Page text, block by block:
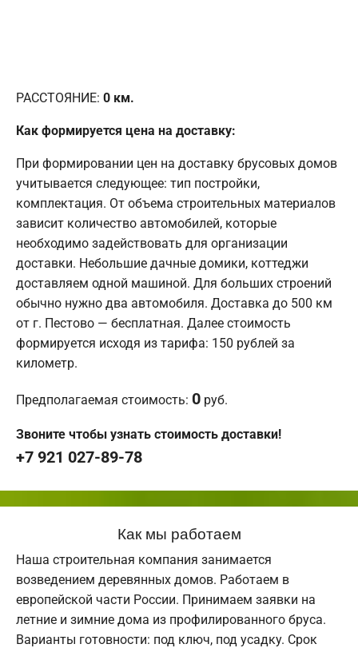
РАССТОЯНИЕ: 0 км.
Как формируется цена на доставку:
При формировании цен на доставку брусовых домов
учитывается следующее: тип постройки,
комплектация. От объема строительных материалов
зависит количество автомобилей, которые
необходимо задействовать для организации
доставки. Небольшие дачные домики, коттеджи
доставляем одной машиной. Для больших строений
обычно нужно два автомобиля. Доставка до 500 км
от г. Пестово — бесплатная. Далее стоимость
формируется исходя из тарифа: 150 рублей за
километр.
Предполагаемая стоимость: 0 руб.
Звоните чтобы узнать стоимость доставки!
+7 921 027-89-78
Как мы работаем
Наша строительная компания занимается
возведением деревянных домов. Работаем в
европейской части России. Принимаем заявки на
летние и зимние дома из профилированного бруса.
Варианты готовности: под ключ, под усадку. Срок